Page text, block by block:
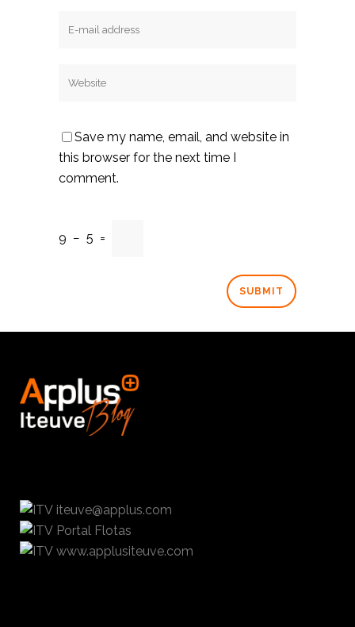
Save my name, email, and website in
this browser for the next time I
comment.
9 − 5 =
iteuve@applus.com
Portal Flotas
www.applusiteuve.com